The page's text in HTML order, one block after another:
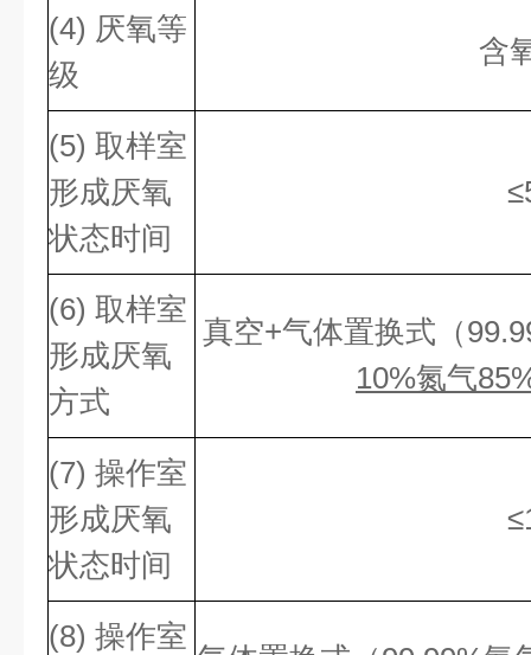
(4) 厌氧等
级
含
(5) 取样室
形成厌氧
状态时间
(6) 取样室
形成厌氧
方式
真空+气体置换式（
10%氮气
(7) 操作室
形成厌氧
状态时间
(8) 操作室